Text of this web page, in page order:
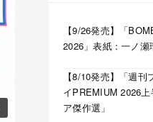
【9/26発売】「
2026」表紙：一ノ瀬
【8/10発売】「週刊
イPREMIUM 2026
ア傑作選」